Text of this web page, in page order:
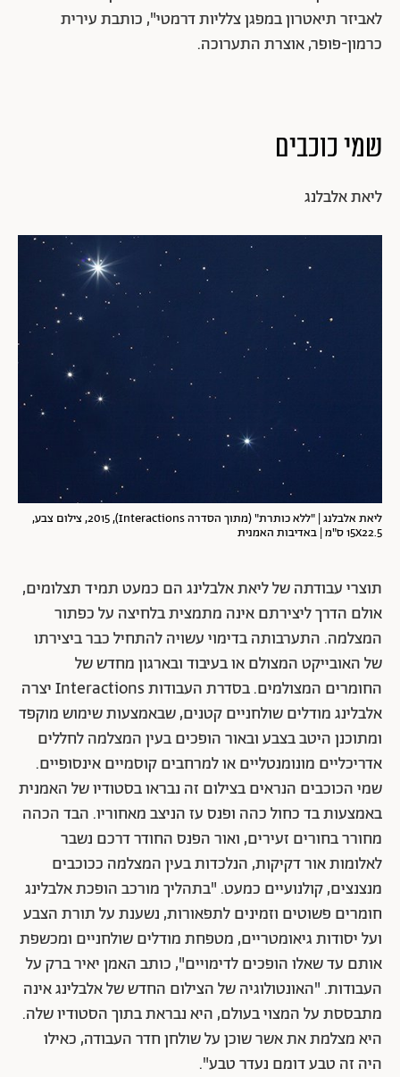
לאביזר תיאטרון במפגן צלליות דרמטי", כותבת עירית
כרמון-פופר, אוצרת התערוכה.
שמי כוכבים
ליאת אלבלנג
ליאת אלבלנג | "ללא כותרת" (מתוך הסדרה Interactions), 2015, צילום צבע,
15X22.5 ס"מ | באדיבות האמנית
תוצרי עבודתה של ליאת אלבלינג הם כמעט תמיד תצלומים,
אולם הדרך ליצירתם אינה מתמצית בלחיצה על כפתור
המצלמה. התערבותה בדימוי עשויה להתחיל כבר ביצירתו
של האובייקט המצולם או בעיבוד ובארגון מחדש של
החומרים המצולמים. בסדרת העבודות Interactions יצרה
אלבלינג מודלים שולחניים קטנים, שבאמצעות שימוש מוקפד
ומתוכנן היטב בצבע ובאור הופכים בעין המצלמה לחללים
אדריכליים מונומנטליים או למרחבים קוסמיים אינסופיים.
שמי הכוכבים הנראים בצילום זה נבראו בסטודיו של האמנית
באמצעות בד כחול כהה ופנס עז הניצב מאחוריו. הבד הכהה
מחורר בחורים זעירים, ואור הפנס החודר דרכם נשבר
לאלומות אור דקיקות, הנלכדות בעין המצלמה ככוכבים
מנצנצים, קולנועיים כמעט. "בתהליך מורכב הופכת אלבלינג
חומרים פשוטים וזמינים לתפאורות, נשענת על תורת הצבע
ועל יסודות גיאומטריים, מטפחת מודלים שולחניים ומכשפת
אותם עד שאלו הופכים לדימויים", כותב האמן יאיר ברק על
העבודות. "האונטולוגיה של הצילום החדש של אלבלינג אינה
מתבססת על המצוי בעולם, היא נבראת בתוך הסטודיו שלה.
היא מצלמת את אשר שוכן על שולחן חדר העבודה, כאילו
היה זה טבע דומם נעדר טבע".